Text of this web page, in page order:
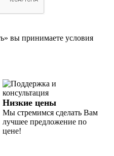
вы принимаете условия
Низкие цены
Мы стремимся сделать Вам
лучшее предложение по
цене!